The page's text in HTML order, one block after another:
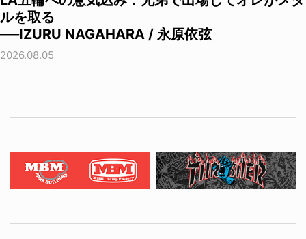
ルを取る
──IZURU NAGAHARA / 永原依弦
2026.08.05